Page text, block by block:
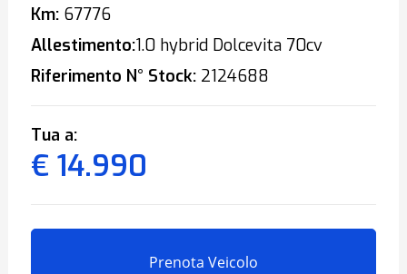
Km:67776
Allestimento:1.0 hybrid Dolcevita 70cv
Riferimento N° Stock:2124688
Tua a:
€ 14.990
Prenota Veicolo